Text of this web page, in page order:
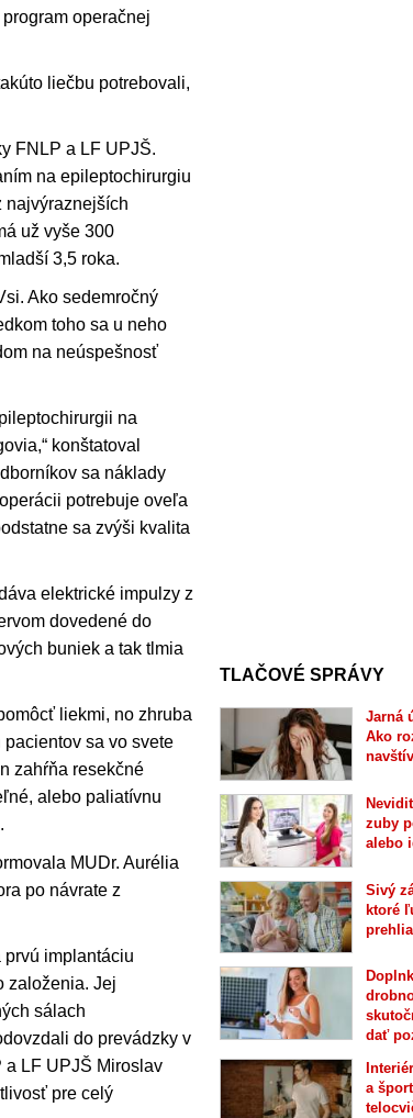
operačnej
liečbu potrebovali,
FNLP a LF UPJŠ.
na epileptochirurgiu
najvýraznejších
už vyše 300
3,5 roka.
Ako sedemročný
toho sa u neho
na neúspešnosť
na
konštatoval
sa náklady
potrebuje oveľa
sa zvýši kvalita
elektrické impulzy z
dovedené do
buniek a tak tlmia
liekmi, no zhruba
sa vo svete
zahŕňa resekčné
alebo paliatívnu
MUDr. Aurélia
po návrate z
implantáciu
založenia. Jej
sálach
do prevádzky v
a LF UPJŠ Miroslav
pre celý
TLAČOVÉ SPRÁVY
Jarná
Ako
zuby
alebo
Sivý
ktoré
dať
a